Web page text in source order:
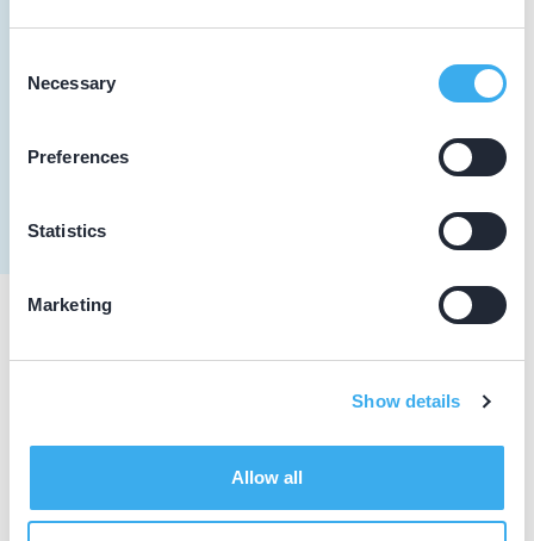
Selection
Necessary
Preferences
Statistics
Marketing
Show details
Allow all
Praktijk website